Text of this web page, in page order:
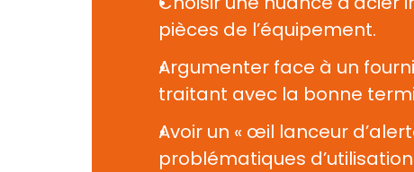
pièces de l’équipement.
Argumenter face à un
traitant avec la bonne
Avoir un « œil lanceur
problématiques